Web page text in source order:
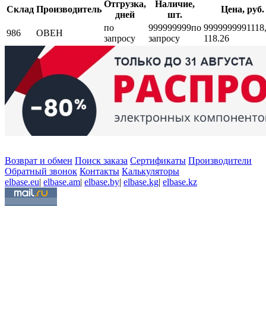
Склад Производитель
Отгрузка,
дней
Наличие,
шт.
Цена, руб.
986 ОВЕН
по
запросу
999999999по
запросу
999999999
118.26
Возврат и обмен Поиск заказа Сертификаты Производители
Обратный звонок Контакты Калькуляторы
elbase.eu| elbase.am| elbase.by| elbase.kg| elbase.kz